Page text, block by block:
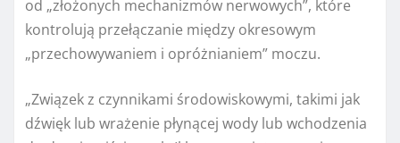
od „złożonych mechanizmów nerwowych”, które
kontrolują przełączanie między okresowym
„przechowywaniem i opróżnianiem” moczu.
„Związek z czynnikami środowiskowymi, takimi jak
dźwięk lub wrażenie płynącej wody lub wchodzenia